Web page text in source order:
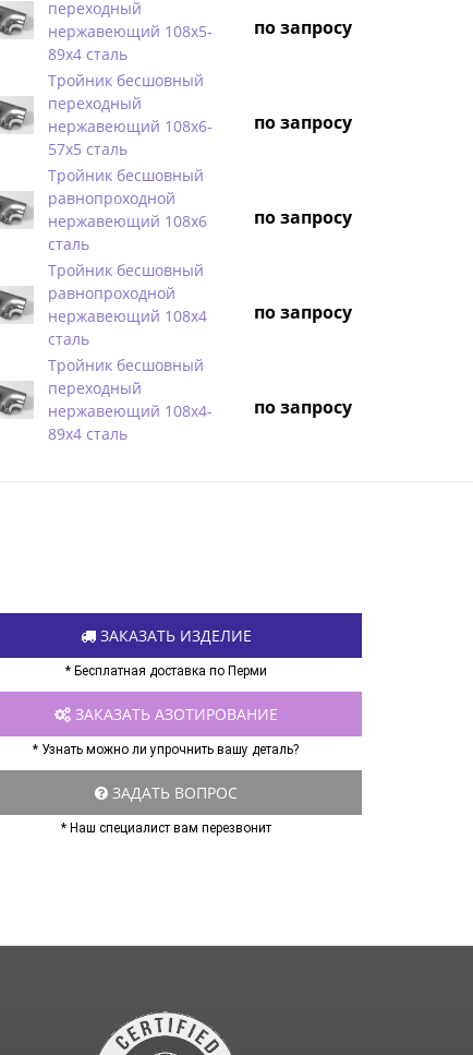
переходный
нержавеющий 108х5-
89х4 сталь
по запросу
Тройник бесшовный
переходный
нержавеющий 108х6-
57х5 сталь
по запросу
Тройник бесшовный
равнопроходной
нержавеющий 108х6
сталь
по запросу
Тройник бесшовный
равнопроходной
нержавеющий 108х4
сталь
по запросу
Тройник бесшовный
переходный
нержавеющий 108х4-
89х4 сталь
по запросу
ЗАКАЗАТЬ ИЗДЕЛИЕ
* Бесплатная доставка по Перми
ЗАКАЗАТЬ АЗОТИРОВАНИЕ
* Узнать можно ли упрочнить вашу деталь?
ЗАДАТЬ ВОПРОС
* Наш специалист вам перезвонит